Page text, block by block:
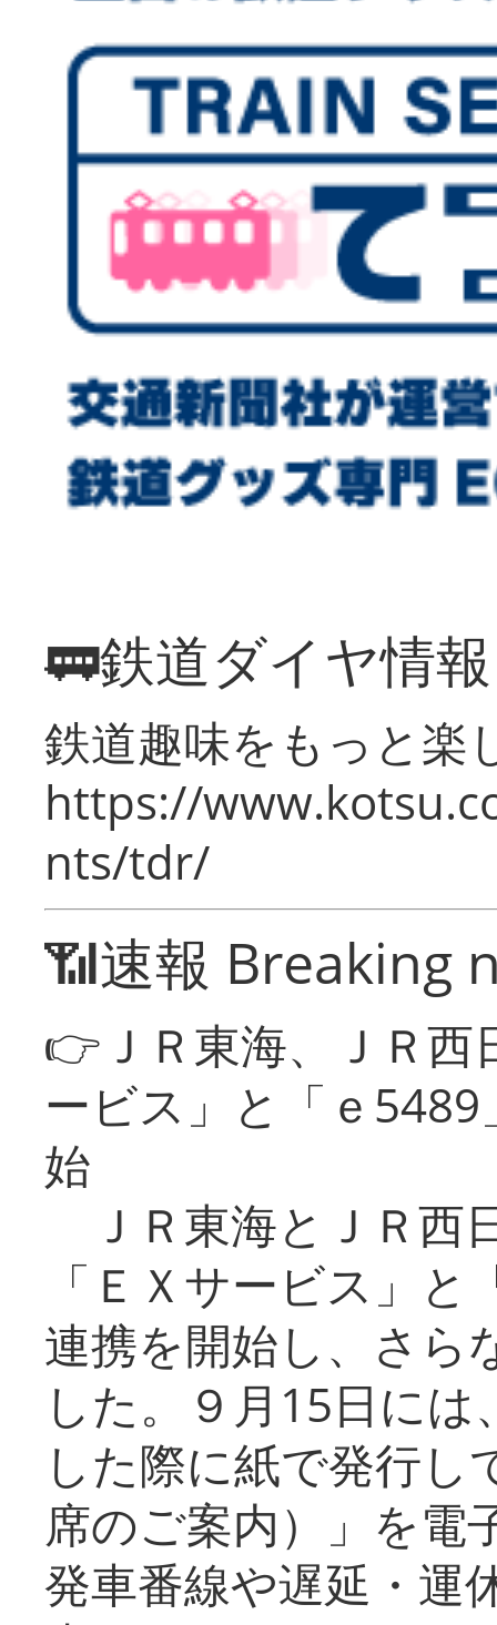
🚃鉄道ダイヤ情
鉄道趣味をもっと楽
https://
nts/tdr/
📶速報 Breaking
👉ＪＲ東海、ＪＲ
ービス」と「ｅ
始
ＪＲ東海とＪＲ西
「ＥＸサービス」
連携を開始し、さら
した。９月15日に
した際に紙で発行し
席のご案内）」を電
発車番線や遅延・運